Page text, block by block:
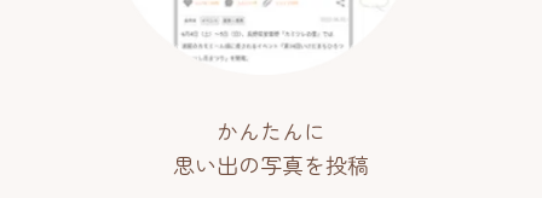
かんたんに
思い出の写真を投稿